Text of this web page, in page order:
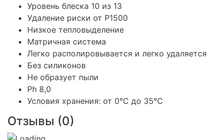
Уровень блеска 10 из 13
Удаление риски от P1500
Низкое тепловыделение
Матричная система
Легко располировывается и легко удаляется
Без силиконов
Не образует пыли
Ph 8,0
Условия хранения: от 0°C до 35°C
Отзывы (0)